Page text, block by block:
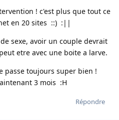
! c'est plus que tout ce
en 20 sites ::) :||
sexe, avoir un couple devrait
etre avec une boite a larve.
passe toujours super bien !
3 mois :H
Répondre